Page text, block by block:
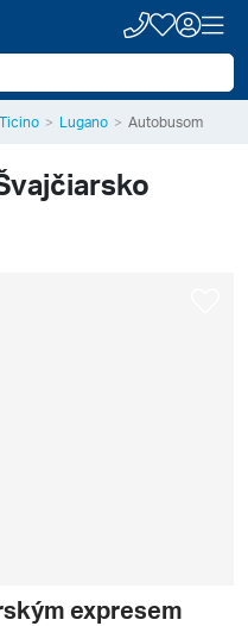
Ticino Lugano Autobusom
expresem